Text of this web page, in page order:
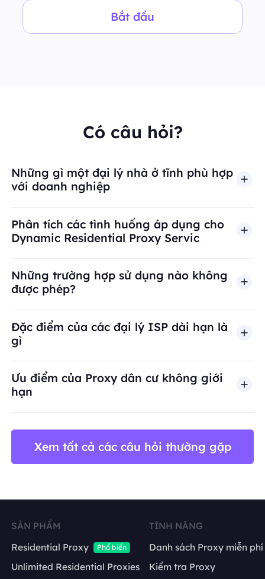
Bắt đầu
Có câu hỏi?
Những gì một đại lý nhà ở tĩnh phù hợp
với doanh nghiệp
Phân tích các tình huống áp dụng cho
Dynamic Residential Proxy Servic
Những trường hợp sử dụng nào không
được phép?
BestProxy không hỗ trợ gian lận, spam, tương
Đặc điểm của các đại lý ISP dài hạn là
gì
Ưu điểm của Proxy dân cư không giới
hạn
Xem tất cả các câu hỏi thường gặp
SẢN PHẨM
Residential Proxy
Phổ biến
Unlimited Residential Proxies
TÍNH NĂNG
Danh sách Proxy miễn phí
Kiểm tra Proxy